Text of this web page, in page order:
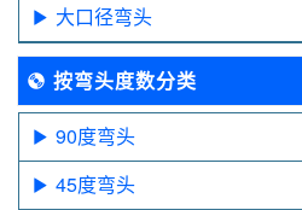
大口径弯头
按弯头度数分类
90度弯头
45度弯头